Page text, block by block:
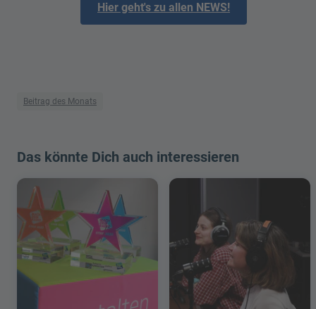
Hier geht's zu allen NEWS!
Beitrag des Monats
Das könnte Dich auch interessieren